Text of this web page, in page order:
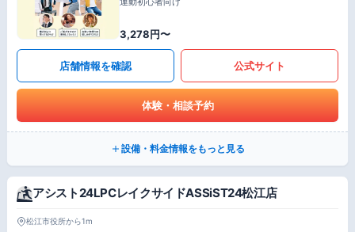
3,278円〜
店舗情報を確認 公式サイト
体験・相談予約
設備・料金情報をもっと見る
アシスト24LPCレイクサイドASSiST24松江店
松江市役所から1m